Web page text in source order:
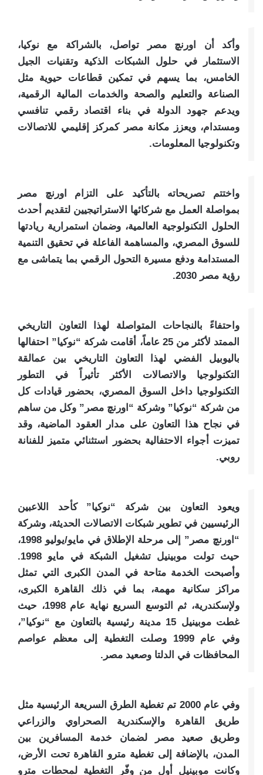
وأكد أن اورنچ مصر تواصل، بالشراكة مع نوكيا،
الاستثمار في حلول الشبكات الذكية وتقنيات الجيل
الخامس، بما يسهم في تمكين قطاعات حيوية مثل
الصناعة والتعليم والصحة والخدمات المالية الرقمية،
ويدعم جهود الدولة في بناء اقتصاد رقمي تنافسي
ومستدام، ويعزز مكانة مصر كمركز إقليمي للاتصالات
وتكنولوجيا المعلومات.
واختتم تصريحاته بالتأكيد على التزام اورنچ مصر
بمواصلة العمل مع شركائها الاستراتيجيين لتقديم أحدث
الحلول التكنولوجية العالمية، وضمان استمرارية ريادتها
للسوق المصري، والمساهمة الفاعلة في تحقيق التنمية
المستدامة ودفع مسيرة التحول الرقمي بما يتماشى مع
رؤية مصر 2030.
واحتفاءً بالنجاحات المتواصلة لهذا التعاون التاريخي
الممتد لأكثر من 25 عاماً، أقامت شركة “نوكيا” احتفالها
باليوبيل الفضي لهذا التعاون التاريخي بين عمالقة
التكنولوجيا والاتصالات الأكثر تأثيراً في التطور
التكنولوجيا داخل السوق المصري، بحضور قيادات كل
من شركة “نوكيا” وشركة “اورنچ مصر” وكل من ساهم
في نجاح هذا التعاون على مدار العقود الماضية، وقد
تميزت أجواء الاحتفالية بحضور استثنائي متميز للفنانة
روبي.
ويعود التعاون بين شركة “نوكيا” كأحد اللاعبين
الرئيسيين في تطوير شبكات الاتصالات الحديثة، وشركة
“اورنچ مصر” إلى مرحلة الإطلاق في مايو/يوليو 1998،
حيث تولت موبينيل تشغيل الشبكة في مايو 1998.
وأصبحت الخدمة متاحة في المدن الكبرى التي تمثل
مراكز سكانية مهمة، بما في ذلك القاهرة الكبرى،
ولإسكندرية، ثم التوسع السريع نهاية عام 1998، حيث
غطت موبينيل 15 مدينة رئيسية بالتعاون مع “نوكيا”،
وفي عام 1999 وصلت التغطية إلى معظم عواصم
المحافظات في الدلتا وصعيد مصر.
وفي عام 2000 تم تغطية الطرق السريعة الرئيسية مثل
طريق القاهرة والإسكندرية الصحراوي والزراعي
وطريق صعيد مصر لضمان خدمة المسافرين بين
المدن، بالإضافة إلى تغطية مترو القاهرة تحت الأرض،
وكانت موبينيل أول من وفّر التغطية لمحطات مترو